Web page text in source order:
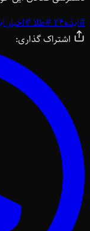
#ایذه24 #طلا#اخبار
اشتراک گذاری: